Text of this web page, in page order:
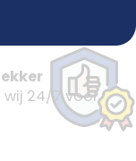
wij 24/7 voor